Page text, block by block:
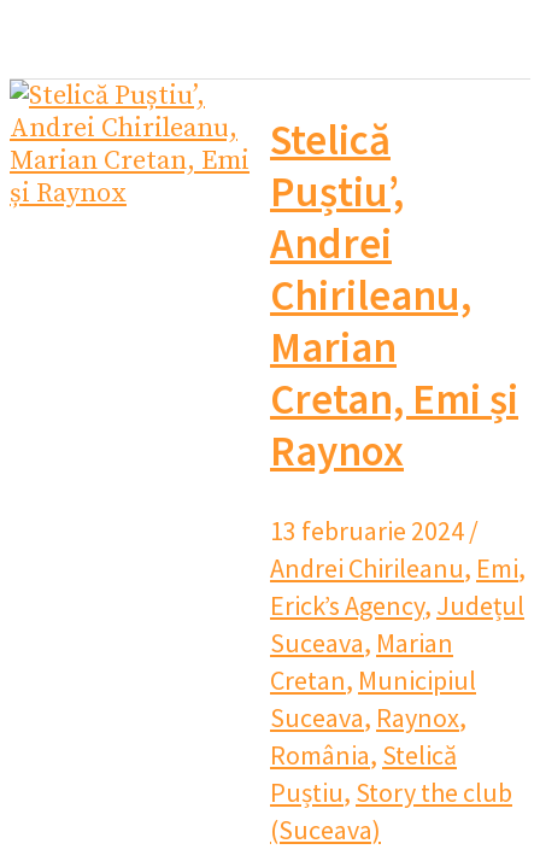
Stelică
Puștiu’,
Andrei
Chirileanu,
Marian
Cretan, Emi și
Raynox
13 februarie 2024/
Andrei Chirileanu, Emi,
Erick’s Agency, Județul
Suceava, Marian
Cretan, Municipiul
Suceava, Raynox,
România, Stelică
Puștiu, Story the club
(Suceava)